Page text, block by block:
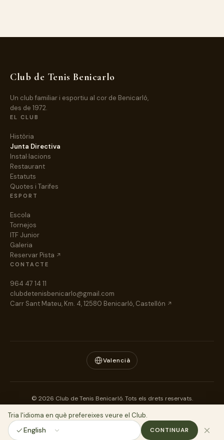
Club de Tenis Benicarlo
Un club familiar i esportiu al cor de Benicarló,
des de 1972.
EL CLUB
Història
Junta Directiva
Instal·lacions
Restaurant
Estatuts
Quotes i Tarifes
ESPORT
Escola
Tornejos
ITF Junior
Galeria
Reservar Pista
CONTACTE
964 47 14 11
clubdetenisbenicarlo@gmail.com
Carr Sant Mateu, Km. 4, 12580 Benicarló, Castellón
Valencià
© 2026 Club de Tenis Benicarló. Tots els drets reservats.
layer22.com
Tria l'idioma en què prefereixes veure el Club.
CONTINUAR